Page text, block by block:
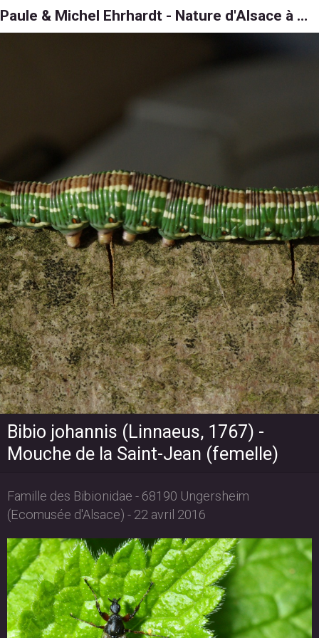
Paule & Michel Ehrhardt - Nature d'Alsace à 6, 8 et 1000 pattes
Bibio johannis (Linnaeus, 1767) -
Mouche de la Saint-Jean (femelle)
Famille des Bibionidae - 68190 Ungersheim
(Ecomusée d'Alsace) - 22 avril 2016